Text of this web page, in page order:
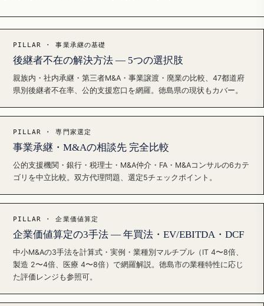
PILLAR · 事業承継の基礎
後継者不在の解決方法 — 5つの選択肢
親族内・社内承継・第三者M&A・事業譲渡・廃業の比較、47都道府
県別後継者不在率、公的支援窓口を網羅。徳島県の現状もカバー。
PILLAR · 専門家選定
事業承継・M&Aの相談先 完全比較
公的支援機関・銀行・税理士・M&A仲介・FA・M&Aコンサルの6カテ
ゴリを中立比較。双方代理問題、選定5チェックポイント。
PILLAR · 企業価値算定
企業価値算定の3手法 — 年買法・EV/EBITDA・DCF
中小M&Aの3手法を計算式・実例・業種別マルチプル（IT 4〜8倍、
製造 2〜4倍、医療 4〜8倍）で網羅解説。徳島市の業種特性に応じ
た評価レンジも参照可。